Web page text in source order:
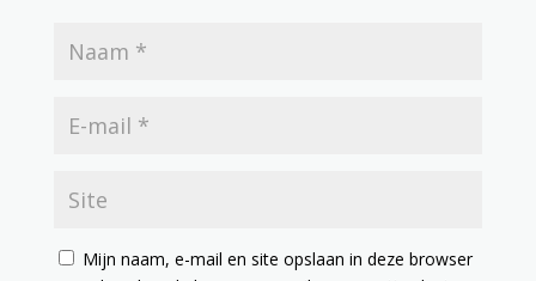
Mijn naam, e-mail en site opslaan in deze browser